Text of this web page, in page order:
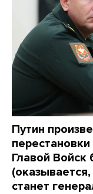
Путин
Главой Войск
станет